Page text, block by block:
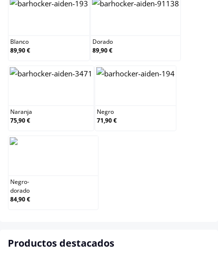
Blanco
89,90 €
Dorado
89,90 €
Naranja
75,90 €
Negro
71,90 €
Negro-
dorado
84,90 €
Productos destacados